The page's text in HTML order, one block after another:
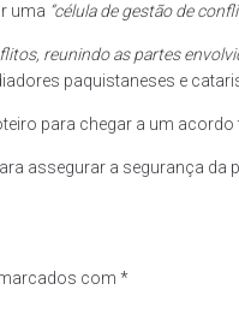
uma “célula de gestão de
reunindo as partes
paquistaneses e
para chegar a um acordo
assegurar a segurança da
com *